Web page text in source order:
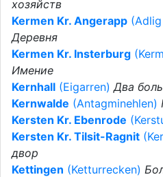
хозяйств
Kermen Kr. Angerapp
Деревня
Kermen Kr. Insterburg
Имение
Kernhall (Eigarren)Два
Kernwalde (Antagminehlen)
Kersten Kr. Ebenrode
Kersten Kr. Tilsit-Ragnit
двор
Kettingen (Ketturrecken)